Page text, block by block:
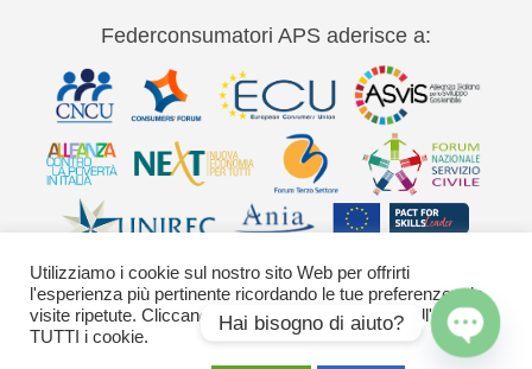
Federconsumatori APS aderisce a:
Via Palestro 11 00185 Roma - tel 06
Utilizziamo i cookie sul nostro sito Web per offrirti
l'esperienza più pertinente ricordando le tue preferenze e le
visite ripetute. Cliccando su "Accetta" acconsenti all'uso di
TUTTI i cookie.
Hai bisogno di aiuto?
Open